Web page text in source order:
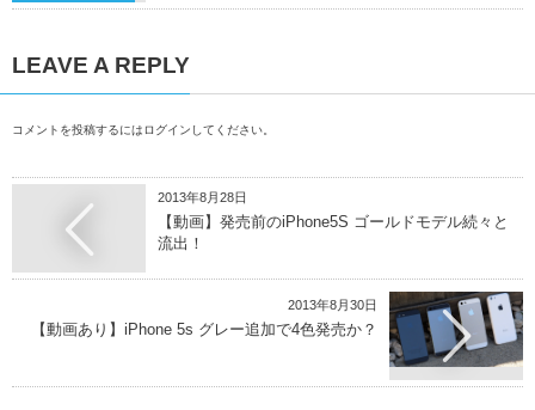
LEAVE A REPLY
コメントを投稿するには ログイン してください。
2013年8月28日
【動画】発売前のiPhone5S ゴールドモデル続々と
流出！
2013年8月30日
【動画あり】iPhone 5s グレー追加で4色発売か？